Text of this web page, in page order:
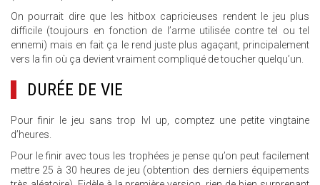
On pourrait dire que les hitbox capricieuses rendent le jeu plus
difficile (toujours en fonction de l’arme utilisée contre tel ou tel
ennemi) mais en fait ça le rend juste plus agaçant, principalement
vers la fin où ça devient vraiment compliqué de toucher quelqu’un.
DURÉE DE VIE
Pour finir le jeu sans trop lvl up, comptez une petite vingtaine
d’heures.
Pour le finir avec tous les trophées je pense qu’on peut facilement
mettre 25 à 30 heures de jeu (obtention des derniers équipements